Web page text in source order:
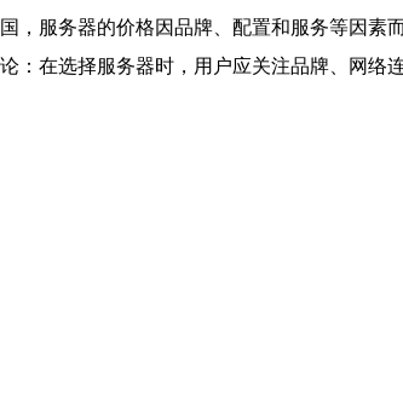
，服务器的价格因品牌、配置和服务等因素
：在选择服务器时，用户应关注品牌、网